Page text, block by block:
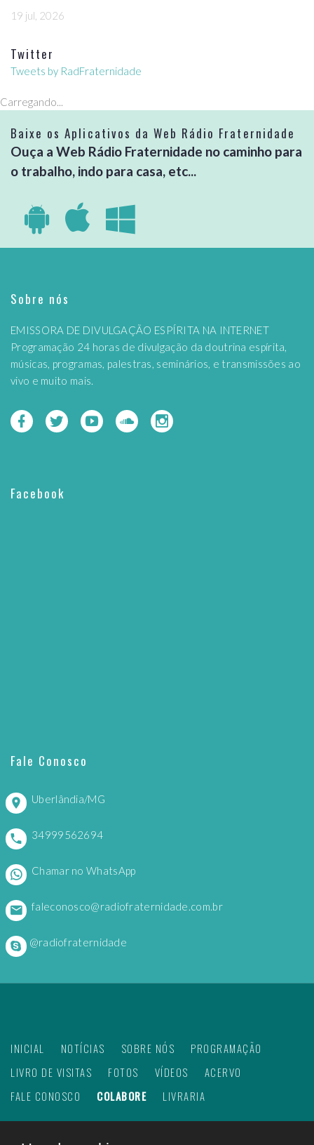
19 jul, 2026
Twitter
Tweets by RadFraternidade
Carregando...
Baixe os Aplicativos da Web Rádio Fraternidade
Ouça a Web Rádio Fraternidade no caminho para
o trabalho, indo para casa, etc...
Sobre nós
EMISSORA DE DIVULGAÇÃO ESPÍRITA NA INTERNET
Programação 24 horas de divulgação da doutrina espírita,
músicas, programas, palestras, seminários, e transmissões ao
vivo e muito mais.
Facebook
Fale Conosco
Uberlândia/MG
34999562694
Chamar no WhatsApp
faleconosco@radiofraternidade.com.br
@radiofraternidade
INICIAL NOTÍCIAS SOBRE NÓS
PROGRAMAÇÃO
LIVRO DE VISITAS
FOTOS VÍDEOS
ACERVO
FALE CONOSCO
COLABORE LIVRARIA